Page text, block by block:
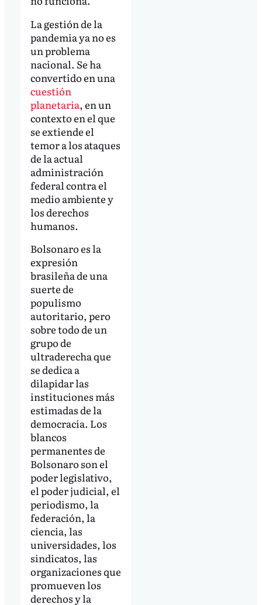
La gestión de la
pandemia ya no es
un problema
nacional. Se ha
convertido en una
cuestión
planetaria, en un
contexto en el que
se extiende el
temor a los ataques
de la actual
administración
federal contra el
medio ambiente y
los derechos
humanos.
Bolsonaro es la
expresión
brasileña de una
suerte de
populismo
autoritario, pero
sobre todo de un
grupo de
ultraderecha que
se dedica a
dilapidar las
instituciones más
estimadas de la
democracia. Los
blancos
permanentes de
Bolsonaro son el
poder legislativo,
el poder judicial, el
periodismo, la
federación, la
ciencia, las
universidades, los
sindicatos, las
organizaciones que
promueven los
derechos y la